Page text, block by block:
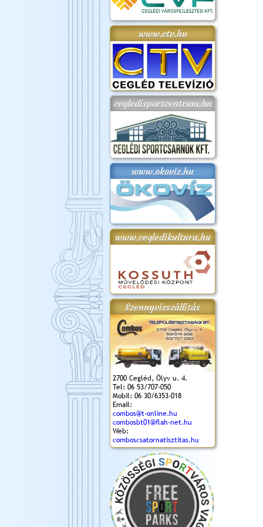
www.ctv.hu
cegledisportcentrum.hu
www.okoviz.hu
www.cegledikultura.hu
Szennyvízszállítás
2700 Cegléd, Ölyv u. 4.
Tel: 06 53/707-050
Mobil: 06 30/6353-018
Email:
combos@t-online.hu
combosbt01@flah-net.hu
Web:
comboscsatornatisztitas.hu